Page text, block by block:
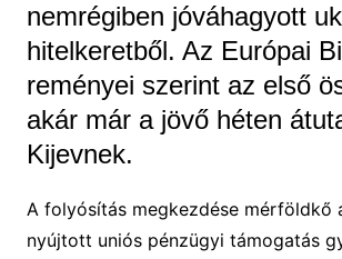
nemrégiben jóváhagyott
hitelkeretből. Az Európai
reményei szerint az első
akár már a jövő héten
Kijevnek.
A folyósítás megkezdése mérföldkő
nyújtott uniós pénzügyi támogatás